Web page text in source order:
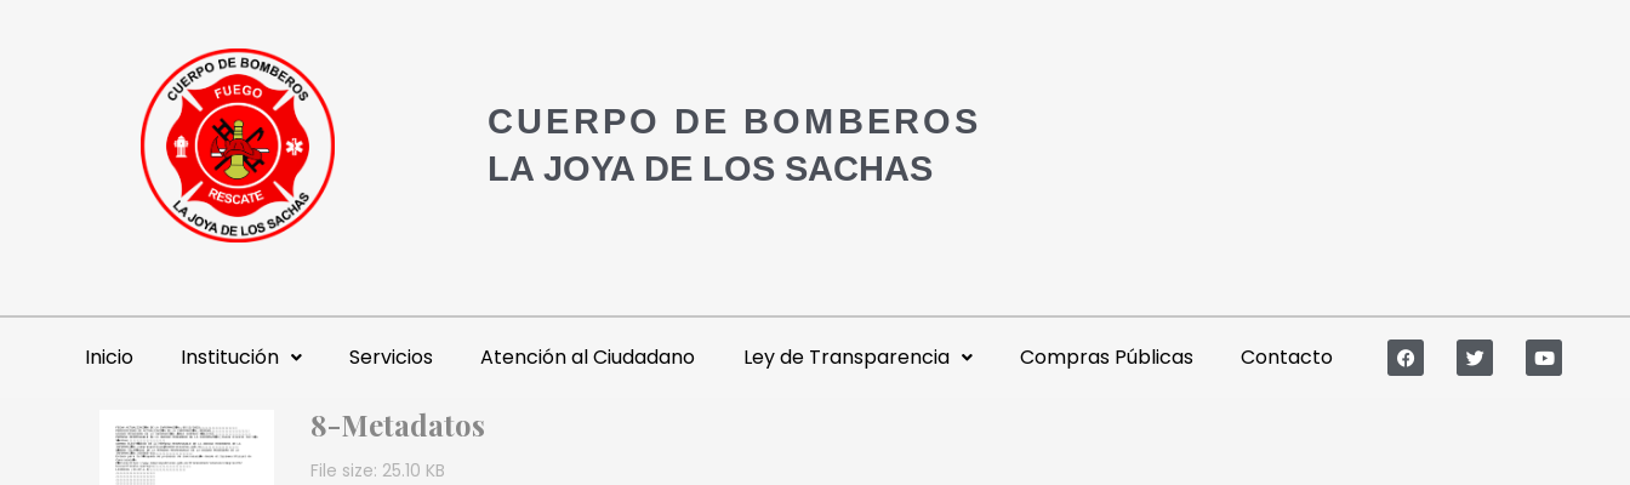
CUERPO DE BOMBEROS
LA JOYA DE LOS SACHAS
Inicio Institución Servicios Atención al Ciudadano Ley de Transparencia Compras Públicas Contacto
8-Metadatos
File size: 25.10 KB